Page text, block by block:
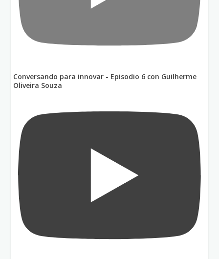
Conversando para innovar - Episodio 6 con Guilherme
Oliveira Souza